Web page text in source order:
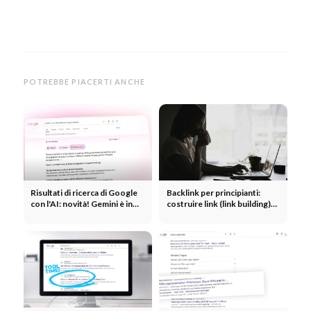
POTREBBE PIACERTI ANCHE
Risultati di ricerca di Google
con l'AI: novità! Gemini è in
Backlink per principianti:
costruire link (link building)